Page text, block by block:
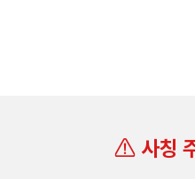
사칭